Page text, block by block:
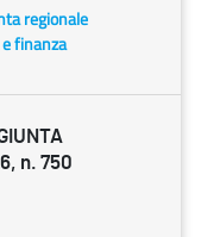
regionale
finanza
n. 750